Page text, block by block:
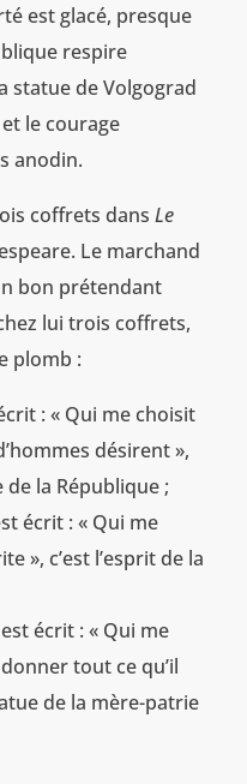
est glacé, presque
respire
statue de Volgograd
le courage
anodin.
coffrets dans Le
Le marchand
bon prétendant
lui trois coffrets,
plomb :
: « Qui me choisit
désirent »,
de la République ;
écrit : « Qui me
», c’est l’esprit de la
écrit : « Qui me
tout ce qu’il
de la mère-patrie